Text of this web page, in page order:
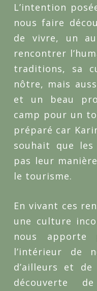
L’intention
nous faire
de vivre, un
rencontrer
traditions, sa
nôtre, mais
et un beau
camp pour un
préparé car
souhait que
pas leur
le tourisme.
En vivant ces
une culture
nous apporte
l’intérieur de
d’ailleurs et
découverte